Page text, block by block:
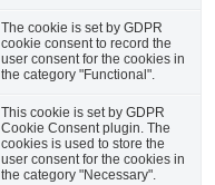
The cookie is set by GDPR
cookie consent to record the
user consent for the cookies in
the category "Functional".
This cookie is set by GDPR
Cookie Consent plugin. The
cookies is used to store the
user consent for the cookies in
the category "Necessary".